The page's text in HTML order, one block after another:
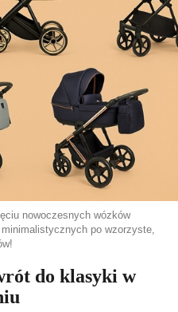
nowoczesnych wózków
po wzorzyste,
do klasyki w